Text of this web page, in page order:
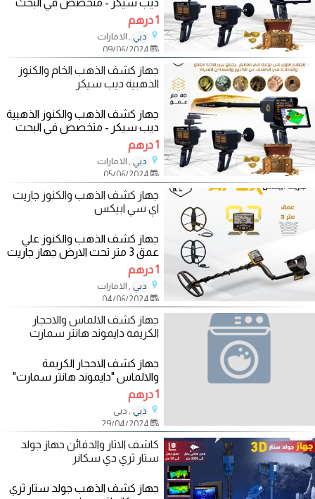
ديب سيكر - متخصص في البحث
عن الذهب والذهب الخام يحتوي
على خمسة
1 درهم
دبي , الامارات
جهاز كشف الذهب الخام والكنوز
الذهبية ديب سيكر
جهاز كشف الذهب والكنوز الذهبية
ديب سيكر - متخصص في البحث
عن الذهب والذهب الخام يحتوي
على خمسة
1 درهم
دبي , الامارات
جهاز كشف الذهب والكنوز جاريت
اي سي ابيكس
جهاز كشف الذهب والكنوز علي
عمق 3 متر تحت الارض جهاز جاريت
Apex كاشف المعادن
1 درهم
دبي , الامارات
جهاز كشف الالماس والاحجار
الكريمه دايموند هانتر سمارت
جهاز كشف الاحجار الكريمة
والالماس "دايموند هانتر سمارت"
الاستشعاري، المبتكر الذي يكشف
عن الألماس
1 درهم
دبي , دبى
كاشف الاثار والدفائن جهاز جولد
ستار ثري دي سكانر
جهاز كشف الذهب جولد ستار ثري